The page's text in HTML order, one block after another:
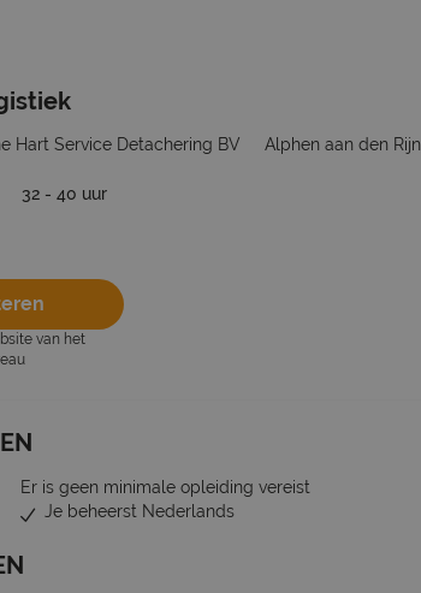
Hart Service Detachering BV Alphen aan den Rijn
32 - 40 uur
van het
Er is geen minimale opleiding vereist
Je beheerst Nederlands